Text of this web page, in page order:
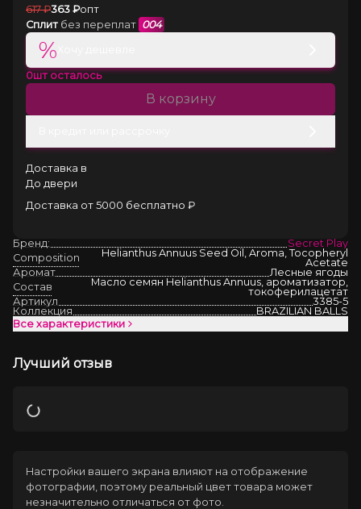
617 ₽363 ₽опт
Сплит без переплат 004
%
0шт осталось
В корзину
Доставка в
До двери
Доставка от 5000 бесплатно ₽
Бренд:
Secret Play
Composition
Helianthus Annuus Seed Oil, Aroma, Tocopheryl
Acetate
Аромат
Лесные ягоды
Состав
Масло семян Helianthus Annuus, ароматизатор,
токоферилацетат
Артикул
3385-5
Коллекция
BRAZILIAN BALLS
Все характеристики
Лучший отзыв
Загрузка
Настройки вашего экрана влияют на отображение
фотографии, поэтому реальный цвет товара может
незначительно отличаться от фото.